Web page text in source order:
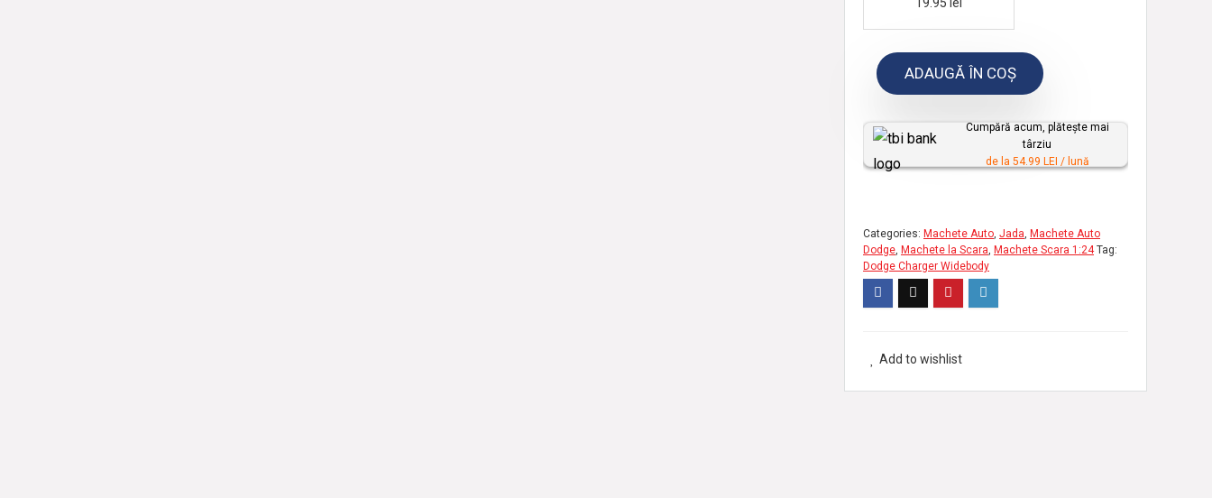
p
e
o
l
i
ADAUGĂ ÎN COȘ
Cumpără acum, plătește mai
târziu
de la 54.99 LEI / lună
Categories: Machete Auto, Jada, Machete Auto
Dodge, Machete la Scara, Machete Scara 1:24 Tag:
Dodge Charger Widebody
Add to wishlist